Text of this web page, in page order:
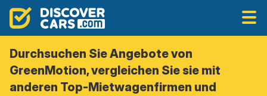
Durchsuchen Sie Angebote von
GreenMotion, vergleichen Sie sie mit
anderen Top-Mietwagenfirmen und